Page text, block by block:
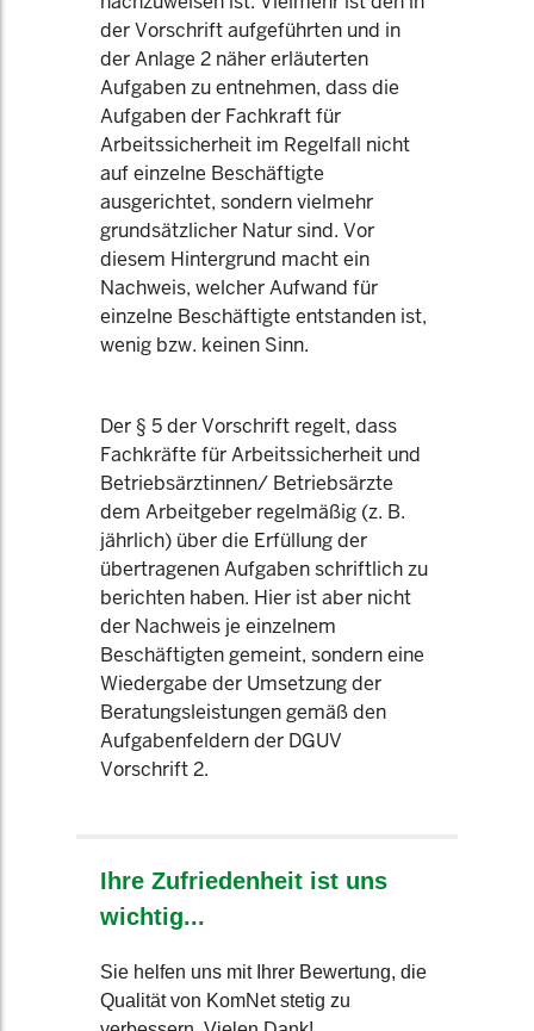
der Vorschrift aufgeführten und in
der Anlage 2 näher erläuterten
Aufgaben zu entnehmen, dass die
Aufgaben der Fachkraft für
Arbeitssicherheit im Regelfall nicht
auf einzelne Beschäftigte
ausgerichtet, sondern vielmehr
grundsätzlicher Natur sind. Vor
diesem Hintergrund macht ein
Nachweis, welcher Aufwand für
einzelne Beschäftigte entstanden ist,
wenig bzw. keinen Sinn.
Der § 5 der Vorschrift regelt, dass
Fachkräfte für Arbeitssicherheit und
Betriebsärztinnen/ Betriebsärzte
dem Arbeitgeber regelmäßig (z. B.
jährlich) über die Erfüllung der
übertragenen Aufgaben schriftlich zu
berichten haben. Hier ist aber nicht
der Nachweis je einzelnem
Beschäftigten gemeint, sondern eine
Wiedergabe der Umsetzung der
Beratungsleistungen gemäß den
Aufgabenfeldern der DGUV
Vorschrift 2.